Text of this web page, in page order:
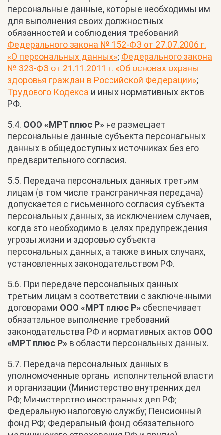
персональные данные, которые необходимы им
для выполнения своих должностных
обязанностей и соблюдения требований
Федерального закона № 152-ФЗ от 27.07.2006 г.
«О персональных данных»; Федерального закона
№ 323-ФЗ от 21.11.2011 г. «Об основах охраны
здоровья граждан в Российской Федерации»;
Трудового Кодекса и иных нормативных актов
РФ.
5.4. ООО «МРТ плюс Р» не размещает
персональные данные субъекта персональных
данных в общедоступных источниках без его
предварительного согласия.
5.5. Передача персональных данных третьим
лицам (в том числе трансграничная передача)
допускается с письменного согласия субъекта
персональных данных, за исключением случаев,
когда это необходимо в целях предупреждения
угрозы жизни и здоровью субъекта
персональных данных, а также в иных случаях,
установленных законодательством РФ.
5.6. При передаче персональных данных
третьим лицам в соответствии с заключенными
договорами ООО «МРТ плюс Р» обеспечивает
обязательное выполнение требований
законодательства РФ и нормативных актов ООО
«МРТ плюс Р» в области персональных данных.
5.7. Передача персональных данных в
уполномоченные органы исполнительной власти
и организации (Министерство внутренних дел
РФ; Министерство иностранных дел РФ;
Федеральную налоговую службу; Пенсионный
фонд РФ; Федеральный фонд обязательного